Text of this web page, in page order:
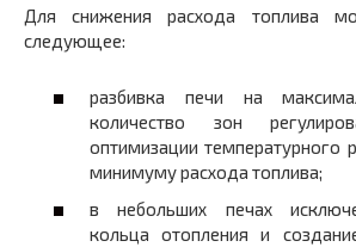
Для снижения расхода топлива
следующее:
разбивка печи на
количество зон
оптимизации температурного
минимуму расхода топлива;
в небольших печах
кольца отопления и